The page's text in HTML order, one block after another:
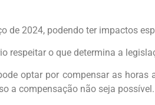
de 2024, podendo ter impactos
respeitar o que determina a
optar por compensar as
a compensação não seja possível.